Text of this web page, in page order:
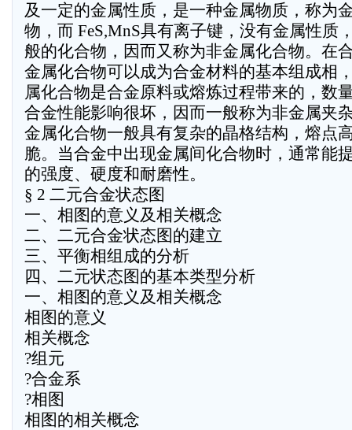
及一定的金属性质，是一种金属物质，称为
物，而 FeS,MnS具有离子键，没有金属性质
般的化合物，因而又称为非金属化合物。在
金属化合物可以成为合金材料的基本组成相
属化合物是合金原料或熔炼过程带来的，数
合金性能影响很坏，因而一般称为非金属夹
金属化合物一般具有复杂的晶格结构，熔点
脆。当合金中出现金属间化合物时，通常能
的强度、硬度和耐磨性。
§ 2 二元合金状态图
一、相图的意义及相关概念
二、二元合金状态图的建立
三、平衡相组成的分析
四、二元状态图的基本类型分析
一、相图的意义及相关概念
相图的意义
相关概念
?组元
?合金系
?相图
相图的相关概念